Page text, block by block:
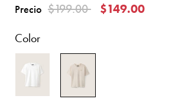
Precio Precio reducido de
$199.00a
$149.00
Color